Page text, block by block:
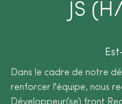
JS
Dans le cadre de notre
renforcer l'équipe, nous
Développeur(se) front